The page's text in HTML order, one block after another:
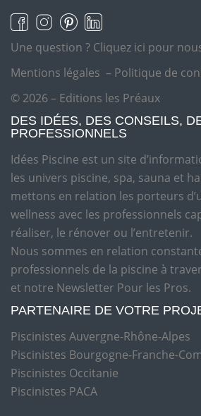
Une question ? Cliquez ici pour
Mentions légales – Politique de
© 2026 – Editions les Préaux
DES IDÉES, DES CONSEILS,
PROFESSIONNELS
Idées Piscine est un site
les univers piscine, spa, sauna et
mettons en relation les porteurs
wellness avec les professionnels
réaliser, le rénover ou l’entretenir.
Nous sommes en relation
professionnels de la piscine à
et notre Newsletter Pour les Pros.
PARTENAIRE DE VOTRE
Piscinistes Auvergne-Rhône-Alpes
Piscinistes Bourgogne-Franche-
Piscinistes Occitanie
Piscinistes PACA